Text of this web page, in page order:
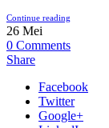
Continue reading
26 Mei
0 Comments
Share
Facebook
Twitter
Google+